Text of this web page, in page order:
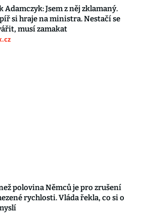
Adamczyk: Jsem z něj zklamaný.
si hraje na ministra. Nestačí se
musí zamakat
polovina Němců je pro zrušení
rychlosti. Vláda řekla, co si o